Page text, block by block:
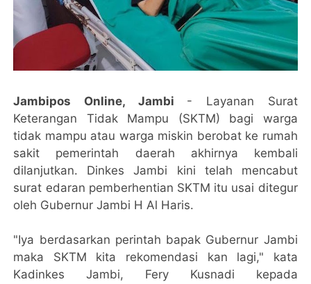
Jambipos Online, Jambi - Layanan Surat
Keterangan Tidak Mampu (SKTM) bagi warga
tidak mampu atau warga miskin berobat ke rumah
sakit pemerintah daerah akhirnya kembali
dilanjutkan. Dinkes Jambi kini telah mencabut
surat edaran pemberhentian SKTM itu usai ditegur
oleh Gubernur Jambi H Al Haris.
"Iya berdasarkan perintah bapak Gubernur Jambi
maka SKTM kita rekomendasi kan lagi," kata
Kadinkes Jambi, Fery Kusnadi kepada